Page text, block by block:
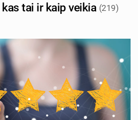
tai ir kaip veikia (219)